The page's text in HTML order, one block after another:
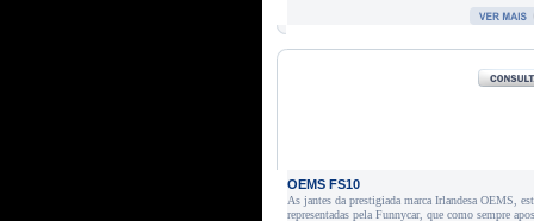
OEMS FS10
As jantes da prestigiada marca Irlandesa OEMS,
representadas pela Funnycar, que como sempre